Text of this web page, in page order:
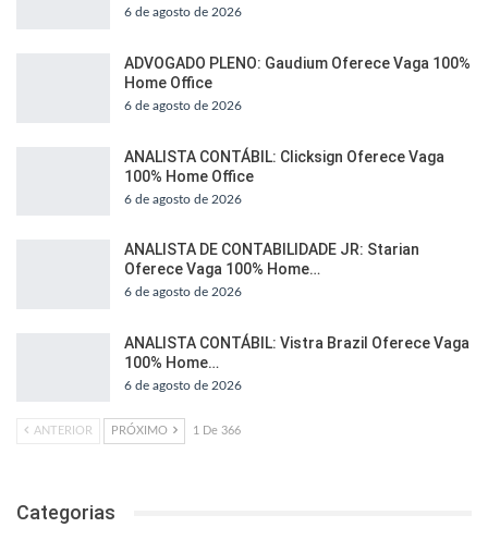
6 de agosto de 2026
ADVOGADO PLENO: Gaudium Oferece Vaga 100%
Home Office
6 de agosto de 2026
ANALISTA CONTÁBIL: Clicksign Oferece Vaga
100% Home Office
6 de agosto de 2026
ANALISTA DE CONTABILIDADE JR: Starian
Oferece Vaga 100% Home…
6 de agosto de 2026
ANALISTA CONTÁBIL: Vistra Brazil Oferece Vaga
100% Home…
6 de agosto de 2026
ANTERIOR PRÓXIMO 1 De 366
Categorias